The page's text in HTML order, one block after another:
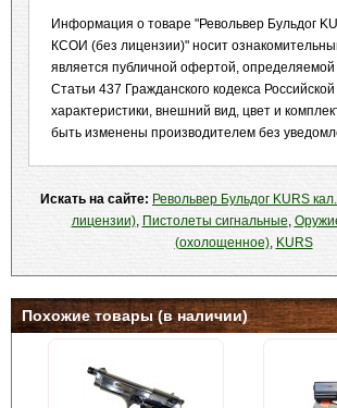
Информация о товаре "Револьвер Бульдог
КСОИ (без лицензии)" носит
является публичной офертой,
Статьи 437 Гражданского кодекса
характеристики, внешний вид, цвет и
быть изменены производителем без
Искать на сайте: Револьвер Бульдог KURS
лицензии), Пистолеты сигнальные,
(охолощенное), KURS
Похожие товары (в наличии)